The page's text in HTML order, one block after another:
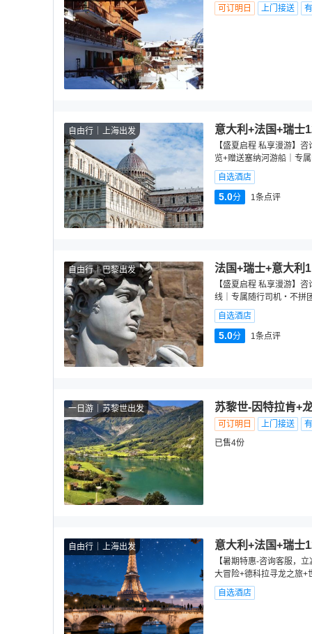
可订明日 上门接送
自由行 上海出发 意大利+法国+瑞士
【盛夏启程 私享漫游】
览+赠送塞纳河游船｜专
自选酒店
5.0分 1条点评
自由行 巴黎出发 法国+瑞士+意大利
【盛夏启程 私享漫游】
线｜专属随行司机・不拼
自选酒店
5.0分 1条点评
一日游 苏黎世出发 苏黎世-因特拉肯+
可订明日 上门接送
已售4份
自由行 上海出发 意大利+法国+瑞士
【暑期特惠-咨询客服，
大冒险+德科拉寻龙之旅+
自选酒店